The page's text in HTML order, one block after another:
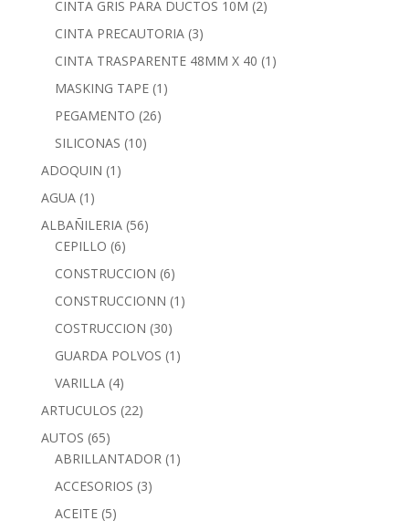
CINTA GRIS PARA DUCTOS 10M (2)
CINTA PRECAUTORIA (3)
CINTA TRASPARENTE 48MM X 40 (1)
MASKING TAPE (1)
PEGAMENTO (26)
SILICONAS (10)
ADOQUIN (1)
AGUA (1)
ALBAÑILERIA (56)
CEPILLO (6)
CONSTRUCCION (6)
CONSTRUCCIONN (1)
COSTRUCCION (30)
GUARDA POLVOS (1)
VARILLA (4)
ARTUCULOS (22)
AUTOS (65)
ABRILLANTADOR (1)
ACCESORIOS (3)
ACEITE (5)